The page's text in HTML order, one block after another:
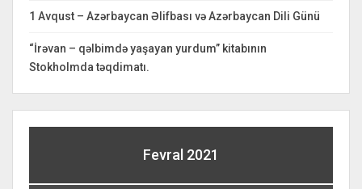
1 Avqust – Azərbaycan Əlifbası və Azərbaycan Dili Günü
“İrəvan – qəlbimdə yaşayan yurdum” kitabının
Stokholmda təqdimatı.
Fevral 2021